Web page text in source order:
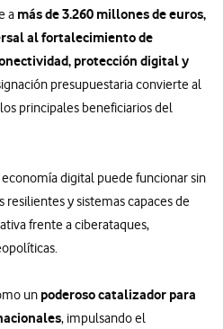
a más de 3.260 millones de euros,
al fortalecimiento de
protección digital y
presupuestaria convierte al
principales beneficiarios del
digital puede funcionar sin
resilientes y sistemas capaces de
frente a ciberataques,
un poderoso catalizador para
, impulsando el